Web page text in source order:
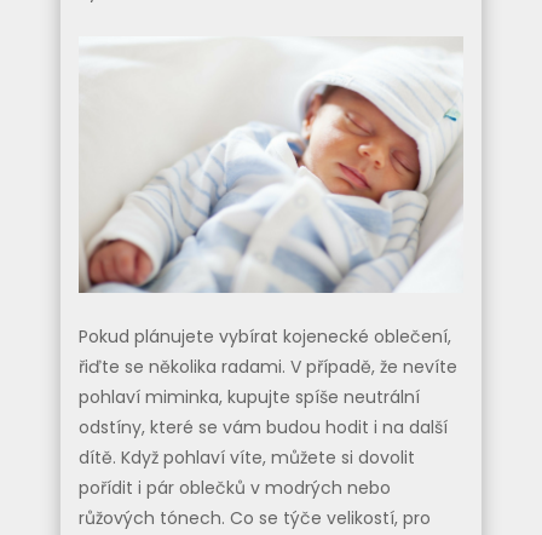
Pokud plánujete vybírat kojenecké oblečení,
řiďte se několika radami. V případě, že nevíte
pohlaví miminka, kupujte spíše neutrální
odstíny, které se vám budou hodit i na další
dítě. Když pohlaví víte, můžete si dovolit
pořídit i pár oblečků v modrých nebo
růžových tónech. Co se týče velikostí, pro